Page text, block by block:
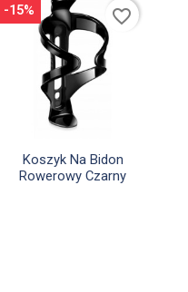
Szybki podgląd
Koszyk Na Bidon
Rowerowy Czarny
-15% favorite_border